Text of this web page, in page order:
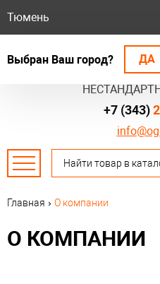
Тюмень
Выбран Ваш город? ДА
+7 (343)
Главная › О компании
О КОМПАНИИ